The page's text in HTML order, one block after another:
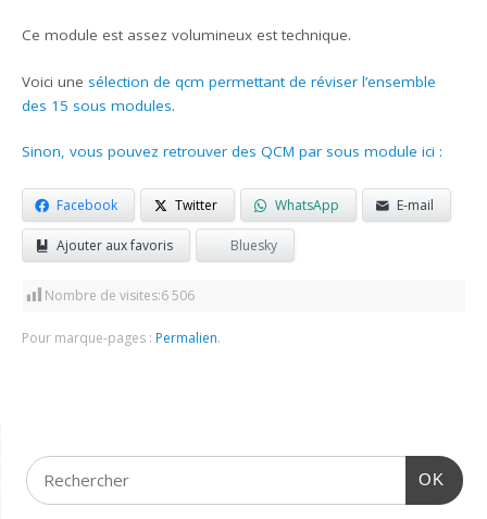
Ce module est assez volumineux est technique.
Voici une sélection de qcm permettant de réviser l’ensemble
des 15 sous modules.
Sinon, vous pouvez retrouver des QCM par sous module ici :
Facebook Twitter WhatsApp E-mail
Ajouter aux favoris Bluesky
Nombre de visites:6 506
Pour marque-pages : Permalien.
OK